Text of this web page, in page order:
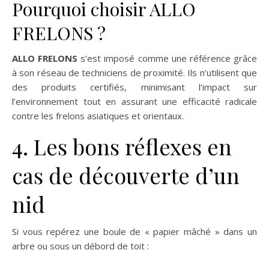
Pourquoi choisir ALLO
FRELONS ?
ALLO FRELONS s’est imposé comme une référence grâce
à son réseau de techniciens de proximité. Ils n’utilisent que
des produits certifiés, minimisant l’impact sur
l’environnement tout en assurant une efficacité radicale
contre les frelons asiatiques et orientaux.
4. Les bons réflexes en
cas de découverte d’un
nid
Si vous repérez une boule de « papier mâché » dans un
arbre ou sous un débord de toit :